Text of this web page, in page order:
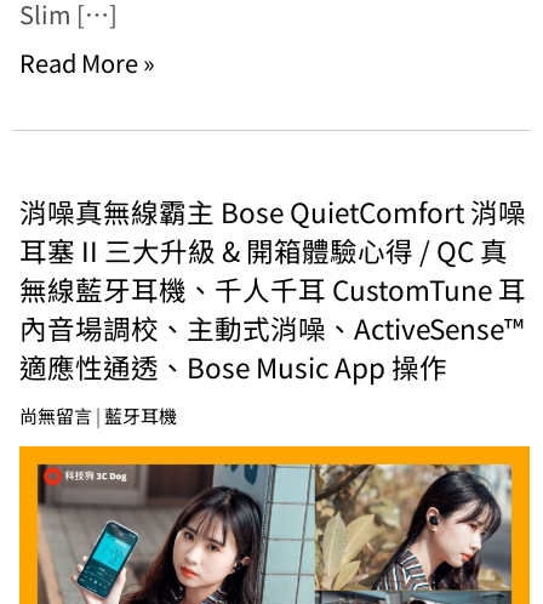
Slim […]
Read More »
消噪真無線霸主 Bose QuietComfort 消噪
耳塞 II 三大升級 & 開箱體驗心得 / QC 真
無線藍牙耳機、千人千耳 CustomTune 耳
內音場調校、主動式消噪、ActiveSense™
適應性通透、Bose Music App 操作
尚無留言|藍牙耳機